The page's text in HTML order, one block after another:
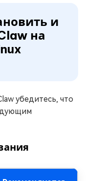
и
на
убедитесь, что